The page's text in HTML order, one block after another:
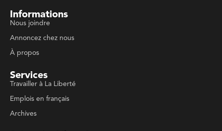
Informations
Nous joindre
Annoncez chez nous
À propos
Services
Travailler à La Liberté
Emplois en français
Archives